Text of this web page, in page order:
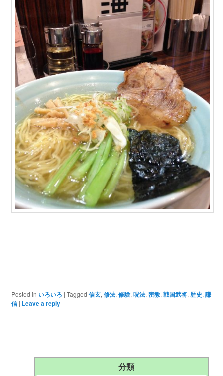
Posted in いろいろ | Tagged 信玄, 修法, 修験, 呪法, 密教, 戦国武将, 歴史, 謙
信 | Leave a reply
分類